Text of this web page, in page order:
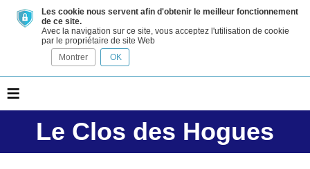
Les cookie nous servent afin d'obtenir le meilleur fonctionnement
de ce site.
Avec la navigation sur ce site, vous acceptez l'utilisation de cookie
par le propriétaire de site Web
Montrer
OK
≡
Le Clos des Hogues